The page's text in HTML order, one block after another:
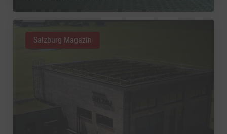
Salzburg Magazin